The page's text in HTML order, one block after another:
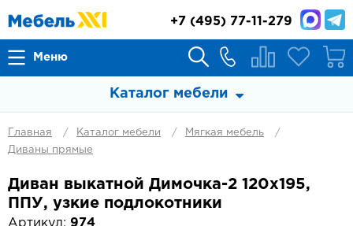
Меню
+7 (495) 77-11-279
Каталог мебели
Главная Каталог мебели
Мягкая мебель
Диваны прямые
Диван выкатной Димочка-2 120х195,
ППУ, узкие подлокотники
Артикул: 974